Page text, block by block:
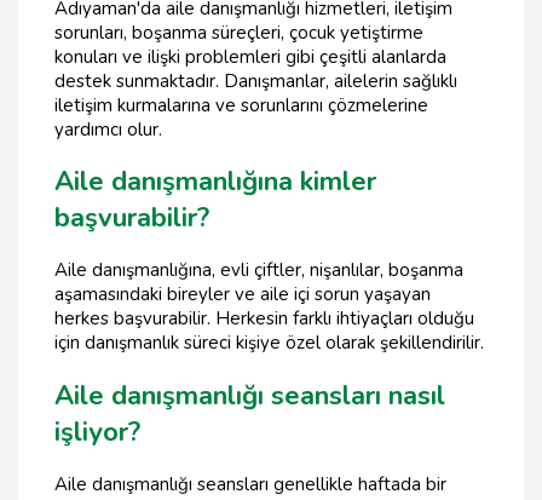
Adıyaman'da aile danışmanlığı hizmetleri, iletişim
sorunları, boşanma süreçleri, çocuk yetiştirme
konuları ve ilişki problemleri gibi çeşitli alanlarda
destek sunmaktadır. Danışmanlar, ailelerin sağlıklı
iletişim kurmalarına ve sorunlarını çözmelerine
yardımcı olur.
Aile danışmanlığına kimler
başvurabilir?
Aile danışmanlığına, evli çiftler, nişanlılar, boşanma
aşamasındaki bireyler ve aile içi sorun yaşayan
herkes başvurabilir. Herkesin farklı ihtiyaçları olduğu
için danışmanlık süreci kişiye özel olarak şekillendirilir.
Aile danışmanlığı seansları nasıl
işliyor?
Aile danışmanlığı seansları genellikle haftada bir